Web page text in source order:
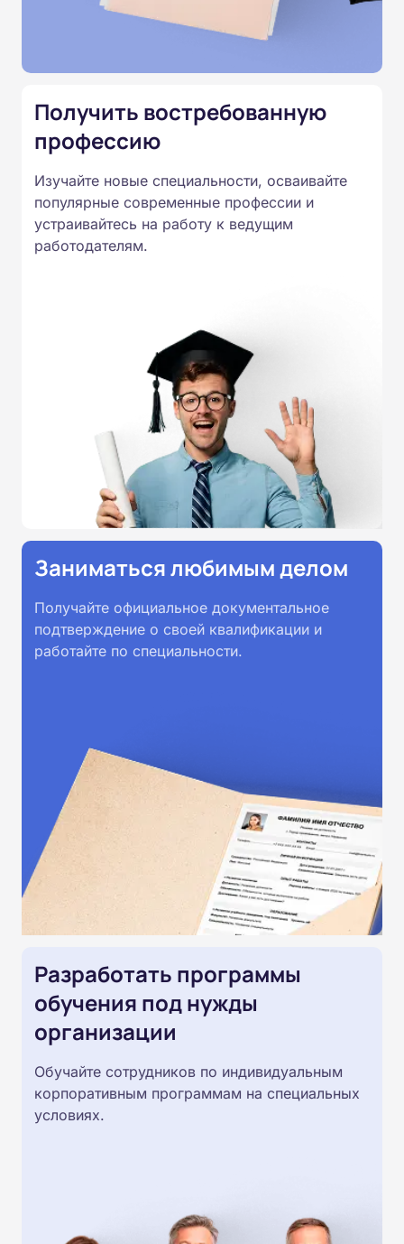
Министерства образования.
Подготовка ведется по всем
России от 14.07.2023 N 534 в
соответствии с Федеральными
образовательными стандартами
профессионального образования.
Удостоверения и дипломы о
Получить востребованную
профессию
Изучайте новые специальности, осваивайте
популярные современные профессии и
устраивайтесь на работу к ведущим
работодателям.
Заниматься любимым делом
Получайте официальное документальное
подтверждение о своей квалификации и
работайте по специальности.
Разработать программы
обучения под нужды
организации
Обучайте сотрудников по индивидуальным
корпоративным программам на специальных
условиях.